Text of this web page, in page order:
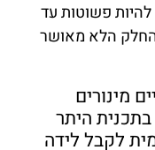
פשוטות עד
החלק הלא מאושר
מינורים
היתר
לקבל לידה